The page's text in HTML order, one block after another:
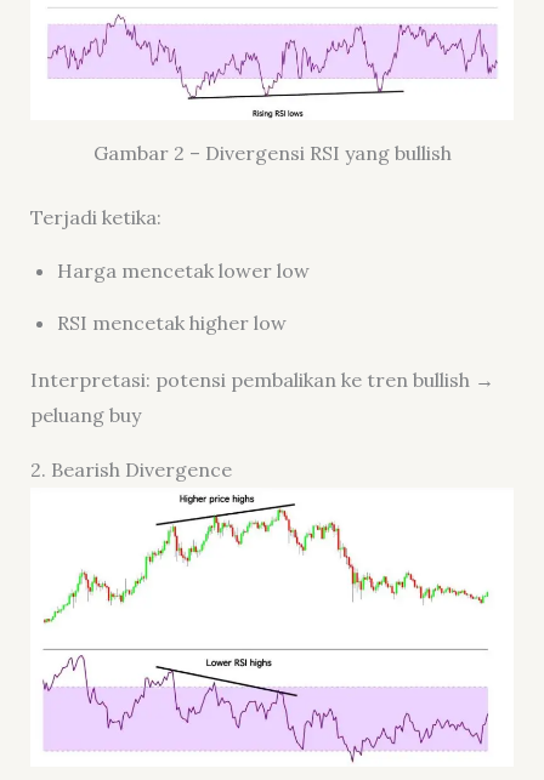
Gambar 2 – Divergensi RSI yang bullish
Terjadi ketika:
Harga mencetak lower low
RSI mencetak higher low
Interpretasi: potensi pembalikan ke tren bullish →
peluang buy
2. Bearish Divergence